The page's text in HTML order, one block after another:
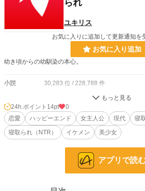
られ
ユキリス
お気に入りに追加して更新通知を
お気に入り追加
幼き頃からの幼馴染の本心。
小説 30,283 位 / 228,788 件
12,928 位 / 66,373 件
お気に入り 2
24h.ポイント 14 pt
2024.05.13 17:06
2024.05.13 17:06
24h.ポイント 14pt
0
恋愛
ハッピーエンド 女主人公 現代
寝
寝取られ（NTR）
イケメン 美少女
アプリで読